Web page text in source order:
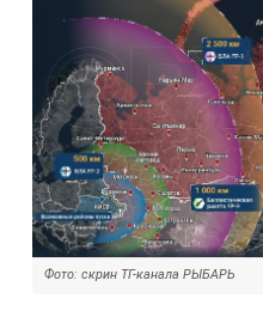
Фото: скрин ТГ-канала РЫБАРЬ